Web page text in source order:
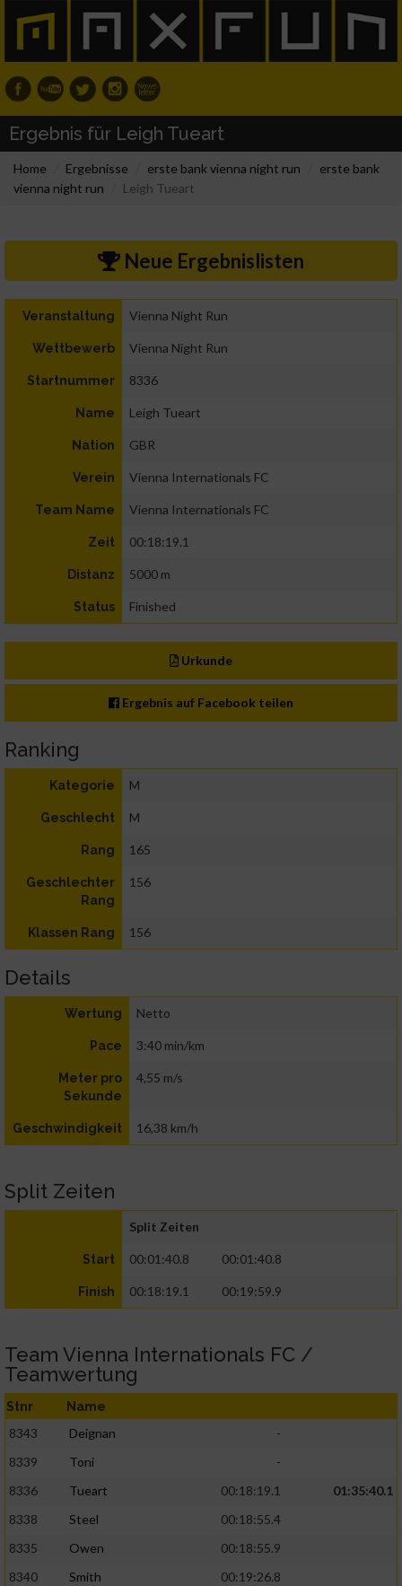
Ergebnis für Leigh Tueart
Home Ergebnisse erste bank vienna night run
erste bank
vienna night run
Leigh Tueart
Neue Ergebnislisten
Veranstaltung Vienna Night Run
Wettbewerb Vienna Night Run
Startnummer 8336
Name Leigh Tueart
Nation GBR
Verein Vienna Internationals FC
Team Name Vienna Internationals FC
Zeit 00:18:19.1
Distanz 5000 m
Status Finished
Urkunde
Ergebnis auf Facebook teilen
Ranking
Kategorie M
Geschlecht M
Rang 165
Geschlechter
Rang
156
Klassen Rang 156
Details
Wertung Netto
Pace 3:40 min/km
Meter pro
Sekunde
4,55 m/s
Geschwindigkeit 16,38 km/h
Split Zeiten
Split Zeiten
Start 00:01:40.8 00:01:40.8
Finish 00:18:19.1 00:19:59.9
Team Vienna Internationals FC /
Teamwertung
Stnr Name
8343 Deignan
-
8339
Toni
-
8336
Tueart 00:18:19.1
01:35:40.1
8338
Steel
00:18:55.4
8335
Owen
00:18:55.9
8340
Smith
00:19:26.8